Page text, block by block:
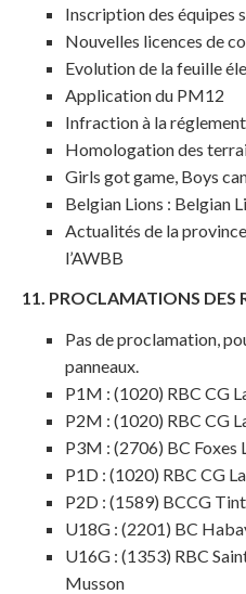
Inscription des équipes
Nouvelles licences de
Evolution de la feuille
Application du PM12
Infraction à la
Homologation des
Girls got game, Boys
Belgian Lions : Belgian
Actualités de la
l’AWBB
11. PROCLAMATIONS DES
Pas de proclamation,
panneaux.
P1M : (1020) RBC CG
P2M : (1020) RBC CG
P3M : (2706) BC Foxes
P1D : (1020) RBC CG
P2D : (1589) BCCG
U18G : (2201) BC
U16G : (1353) RBC
Musson